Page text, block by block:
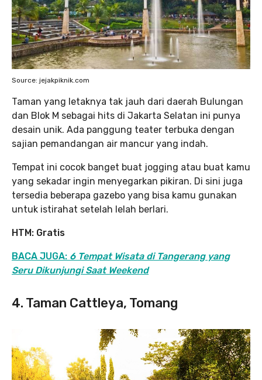
Source: jejakpiknik.com
Taman yang letaknya tak jauh dari daerah Bulungan
dan Blok M sebagai hits di Jakarta Selatan ini punya
desain unik. Ada panggung teater terbuka dengan
sajian pemandangan air mancur yang indah.
Tempat ini cocok banget buat jogging atau buat kamu
yang sekadar ingin menyegarkan pikiran. Di sini juga
tersedia beberapa gazebo yang bisa kamu gunakan
untuk istirahat setelah lelah berlari.
HTM: Gratis
BACA JUGA: 6 Tempat Wisata di Tangerang yang
Seru Dikunjungi Saat Weekend
4. Taman Cattleya, Tomang